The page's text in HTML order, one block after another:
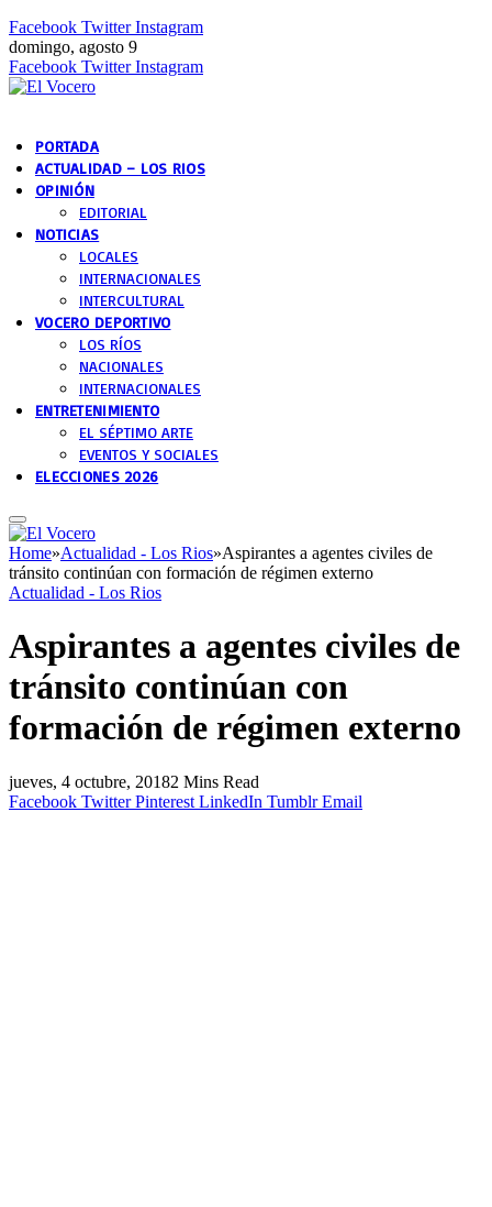
Facebook Twitter Instagram
domingo, agosto 9
Facebook Twitter Instagram
PORTADA
ACTUALIDAD – LOS RIOS
OPINIÓN
EDITORIAL
NOTICIAS
LOCALES
INTERNACIONALES
INTERCULTURAL
VOCERO DEPORTIVO
LOS RÍOS
NACIONALES
INTERNACIONALES
ENTRETENIMIENTO
EL SÉPTIMO ARTE
EVENTOS Y SOCIALES
ELECCIONES 2026
Home»Actualidad - Los Rios»Aspirantes a agentes civiles de
tránsito continúan con formación de régimen externo
Actualidad - Los Rios
Aspirantes a agentes civiles de
tránsito continúan con
formación de régimen externo
jueves, 4 octubre, 20182 Mins Read
Facebook Twitter Pinterest LinkedIn Tumblr Email